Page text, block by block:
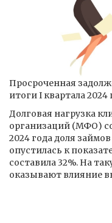
Просроченная
итоги I квартала 2024
Долговая нагрузка
организаций (МФО)
2024 года доля
опустилась к
составила 32%. На
оказывают влияние